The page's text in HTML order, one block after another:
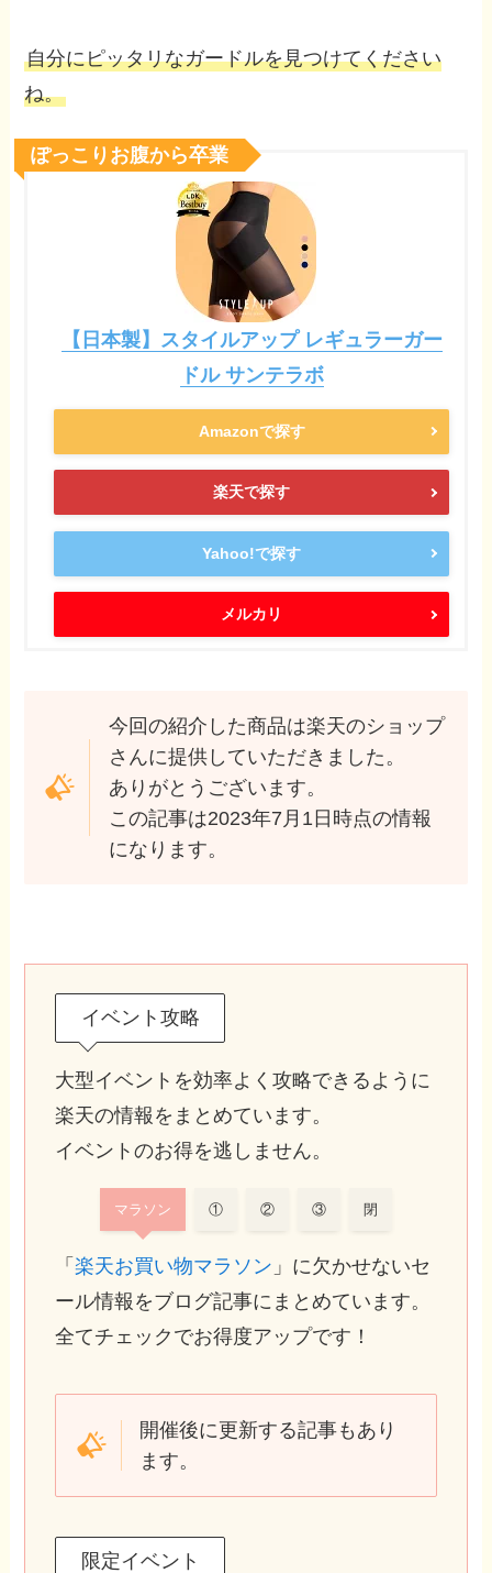
自分にピッタリなガードルを見つけてください
ね。
【日本製】スタイルアップ レギュラーガー
ドル サンテラボ
Amazonで探す
楽天で探す
Yahoo!で探す
メルカリ
ぽっこりお腹から卒業
今回の紹介した商品は楽天のショップ
さんに提供していただきました。
ありがとうございます。
この記事は2023年7月1日時点の情報
になります。
イベント攻略
大型イベントを効率よく攻略できるように
楽天の情報をまとめています。
イベントのお得を逃しません。
マラソン ① ② ③ 閉
「楽天お買い物マラソン 」に欠かせないセ
ール情報をブログ記事にまとめています。
全てチェックでお得度アップです！
開催後に更新する記事もあり
ます。
限定イベント